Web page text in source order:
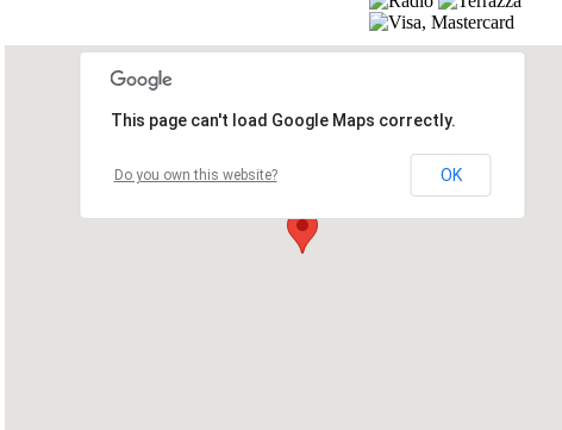
This page can't load Google Maps correctly.
Do you own this website? OK